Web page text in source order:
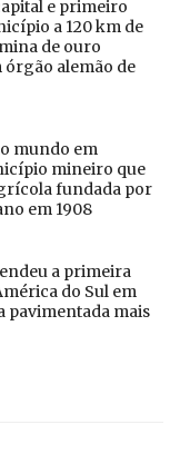
e primeiro
a 120 km de
de ouro
órgão alemão de
mundo em
mineiro que
fundada por
em 1908
a primeira
do Sul em
pavimentada mais